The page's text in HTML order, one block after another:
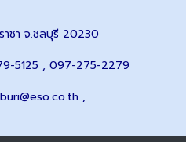
ชา จ.ชลบุรี 20230
5125 , 097-275-2279
,